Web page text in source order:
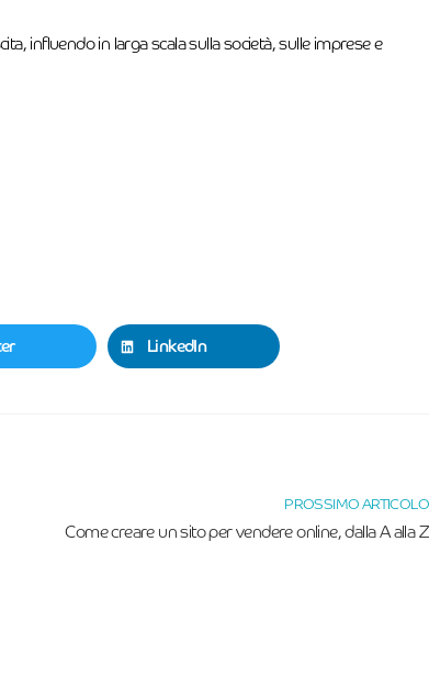
influendo in larga scala sulla società, sulle imprese e
LinkedIn
PROSSIMO ARTICOLO
Come creare un sito per vendere online, dalla A alla Z